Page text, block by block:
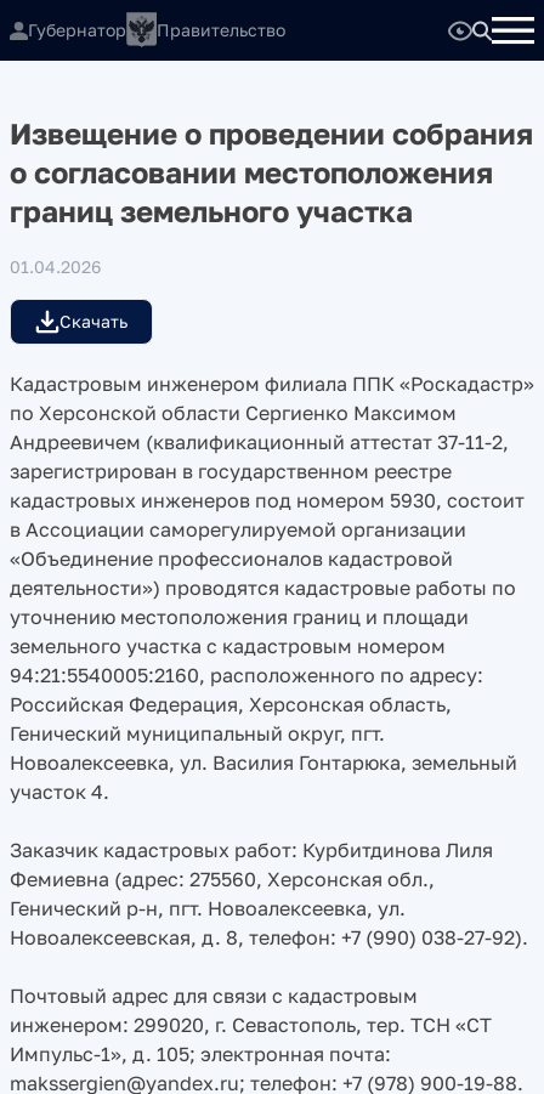
Губернатор Правительство
Извещение о проведении собрания
о согласовании местоположения
границ земельного участка
01.04.2026
Скачать
Кадастровым инженером филиала ППК «Роскадастр»
по Херсонской области Сергиенко Максимом
Андреевичем (квалификационный аттестат 37-11-2,
зарегистрирован в государственном реестре
кадастровых инженеров под номером 5930, состоит
в Ассоциации саморегулируемой организации
«Объединение профессионалов кадастровой
деятельности») проводятся кадастровые работы по
уточнению местоположения границ и площади
земельного участка с кадастровым номером
94:21:5540005:2160, расположенного по адресу:
Российская Федерация, Херсонская область,
Генический муниципальный округ, пгт.
Новоалексеевка, ул. Василия Гонтарюка, земельный
участок 4.
Заказчик кадастровых работ: Курбитдинова Лиля
Фемиевна (адрес: 275560, Херсонская обл.,
Генический р-н, пгт. Новоалексеевка, ул.
Новоалексеевская, д. 8, телефон: +7 (990) 038-27-92).
Почтовый адрес для связи с кадастровым
инженером: 299020, г. Севастополь, тер. ТСН «СТ
Импульс-1», д. 105; электронная почта:
makssergien@yandex.ru; телефон: +7 (978) 900-19-88.